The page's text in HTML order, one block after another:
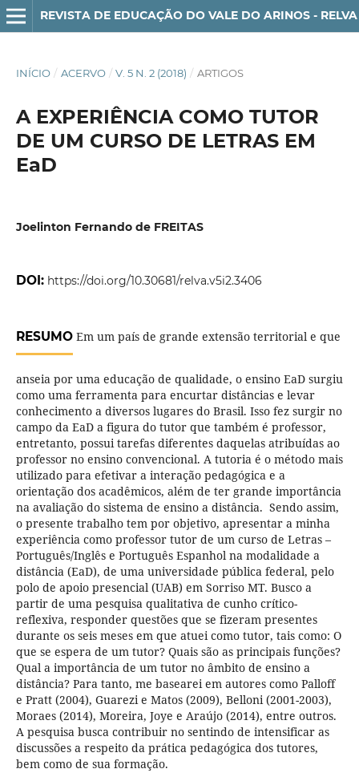
REVISTA DE EDUCAÇÃO DO VALE DO ARINOS - RELVA
INÍCIO / ACERVO / V. 5 N. 2 (2018) / ARTIGOS
A EXPERIÊNCIA COMO TUTOR
DE UM CURSO DE LETRAS EM
EaD
Joelinton Fernando de FREITAS
DOI: https://doi.org/10.30681/relva.v5i2.3406
RESUMOEm um país de grande extensão territorial e que
anseia por uma educação de qualidade, o ensino EaD surgiu
como uma ferramenta para encurtar distâncias e levar
conhecimento a diversos lugares do Brasil. Isso fez surgir no
campo da EaD a figura do tutor que também é professor,
entretanto, possui tarefas diferentes daquelas atribuídas ao
professor no ensino convencional. A tutoria é o método mais
utilizado para efetivar a interação pedagógica e a
orientação dos acadêmicos, além de ter grande importância
na avaliação do sistema de ensino a distância. Sendo assim,
o presente trabalho tem por objetivo, apresentar a minha
experiência como professor tutor de um curso de Letras –
Português/Inglês e Português Espanhol na modalidade a
distância (EaD), de uma universidade pública federal, pelo
polo de apoio presencial (UAB) em Sorriso MT. Busco a
partir de uma pesquisa qualitativa de cunho crítico-
reflexiva, responder questões que se fizeram presentes
durante os seis meses em que atuei como tutor, tais como: O
que se espera de um tutor? Quais são as principais funções?
Qual a importância de um tutor no âmbito de ensino a
distância? Para tanto, me basearei em autores como Palloff
e Pratt (2004), Guarezi e Matos (2009), Belloni (2001-2003),
Moraes (2014), Moreira, Joye e Araújo (2014), entre outros.
A pesquisa busca contribuir no sentindo de intensificar as
discussões a respeito da prática pedagógica dos tutores,
bem como de sua formação.